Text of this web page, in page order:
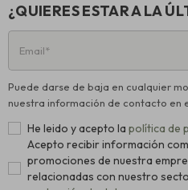
¿QUIERES ESTAR A LA
Puede darse de baja en cualquier
nuestra información de contacto en
He leido y acepto la política de
Acepto recibir información
promociones de nuestra
relacionadas con nuestro